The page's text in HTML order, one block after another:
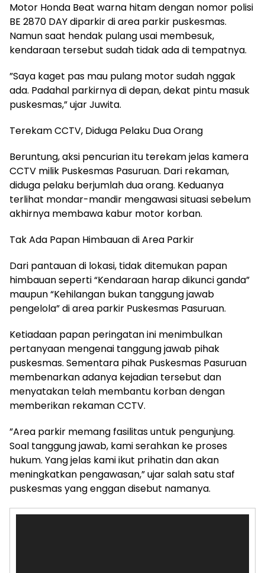
‎Motor Honda Beat warna hitam dengan nomor polisi
BE 2870 DAY diparkir di area parkir puskesmas.
Namun saat hendak pulang usai membesuk,
kendaraan tersebut sudah tidak ada di tempatnya.
‎”Saya kaget pas mau pulang motor sudah nggak
ada. Padahal parkirnya di depan, dekat pintu masuk
puskesmas,” ujar Juwita.
‎Terekam CCTV, Diduga Pelaku Dua Orang
‎Beruntung, aksi pencurian itu terekam jelas kamera
CCTV milik Puskesmas Pasuruan. Dari rekaman,
diduga pelaku berjumlah dua orang. Keduanya
terlihat mondar-mandir mengawasi situasi sebelum
akhirnya membawa kabur motor korban.
‎Tak Ada Papan Himbauan di Area Parkir
‎Dari pantauan di lokasi, tidak ditemukan papan
himbauan seperti “Kendaraan harap dikunci ganda”
maupun “Kehilangan bukan tanggung jawab
pengelola” di area parkir Puskesmas Pasuruan.
‎Ketiadaan papan peringatan ini menimbulkan
pertanyaan mengenai tanggung jawab pihak
puskesmas. Sementara pihak Puskesmas Pasuruan
membenarkan adanya kejadian tersebut dan
menyatakan telah membantu korban dengan
memberikan rekaman CCTV.
‎”Area parkir memang fasilitas untuk pengunjung.
Soal tanggung jawab, kami serahkan ke proses
hukum. Yang jelas kami ikut prihatin dan akan
meningkatkan pengawasan,” ujar salah satu staf
puskesmas yang enggan disebut namanya.